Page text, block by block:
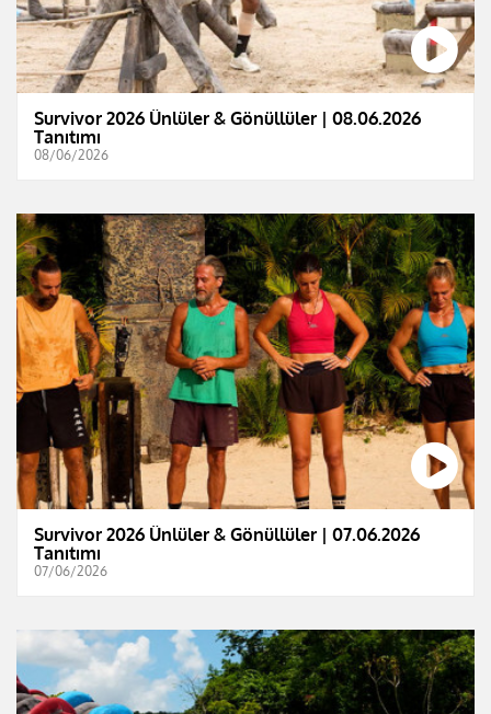
Survivor 2026 Ünlüler & Gönüllüler | 08.06.2026
Tanıtımı
08/06/2026
Survivor 2026 Ünlüler & Gönüllüler | 07.06.2026
Tanıtımı
07/06/2026